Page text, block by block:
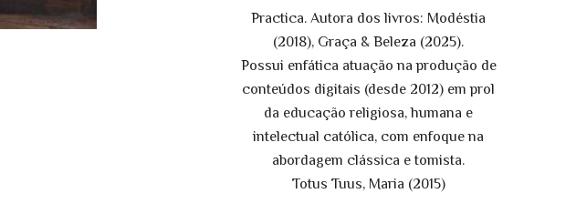
Practica. Autora dos livros: Modéstia
(2018), Graça & Beleza (2025).
Possui enfática atuação na produção de
conteúdos digitais (desde 2012) em prol
da educação religiosa, humana e
intelectual católica, com enfoque na
abordagem clássica e tomista.
Totus Tuus, Maria (2015)